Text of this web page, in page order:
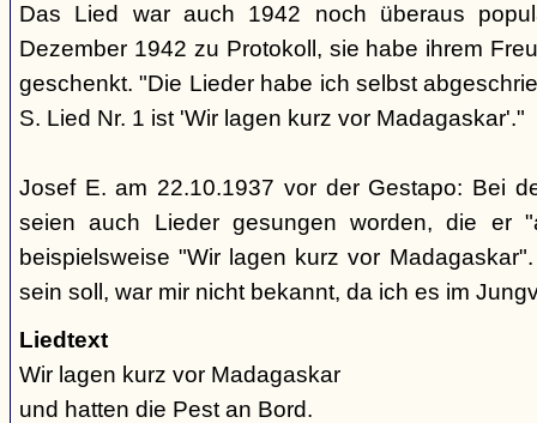
Das Lied war auch 1942 noch überaus
Dezember 1942 zu Protokoll, sie habe ihrem
geschenkt. "Die Lieder habe ich selbst
S. Lied Nr. 1 ist 'Wir lagen kurz vor Madagaskar'."
Josef E. am 22.10.1937 vor der Gestapo: Bei
seien auch Lieder gesungen worden, die er
beispielsweise "Wir lagen kurz vor
sein soll, war mir nicht bekannt, da ich es im
Liedtext
Wir lagen kurz vor Madagaskar
und hatten die Pest an Bord.